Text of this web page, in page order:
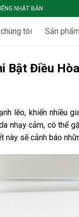
NHẬT BẢN
tôi Sản phẩm
Bật Điều
lẽo, khiến nhiều
nhạy cảm, có thể
này sẽ cảnh báo